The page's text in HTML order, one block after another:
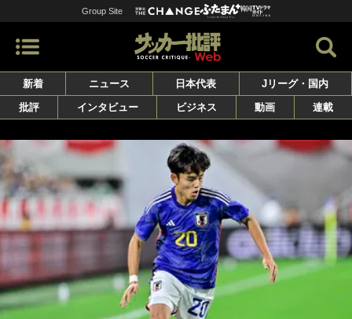
Group Site
新着 ニュース 日本代表
Jリーグ・国内
批評
インタビュー ビジネス 動画 連載